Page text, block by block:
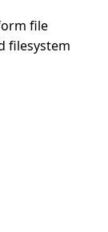
file
filesystem